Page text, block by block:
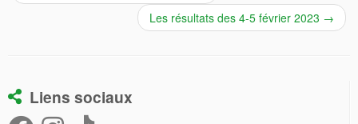
Les résultats des 4-5 février 2023 →
Liens sociaux